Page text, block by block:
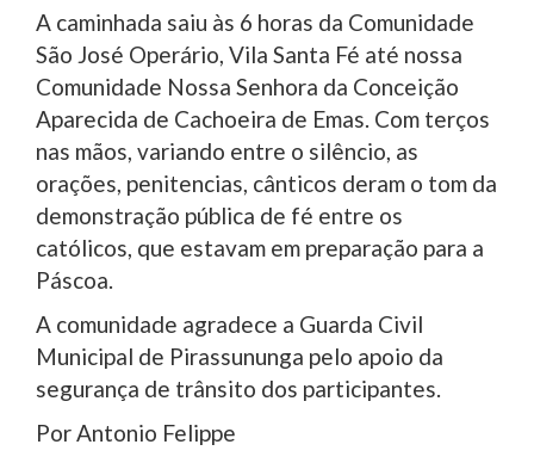
A caminhada saiu às 6 horas da Comunidade
São José Operário, Vila Santa Fé até nossa
Comunidade Nossa Senhora da Conceição
Aparecida de Cachoeira de Emas. Com terços
nas mãos, variando entre o silêncio, as
orações, penitencias, cânticos deram o tom da
demonstração pública de fé entre os
católicos, que estavam em preparação para a
Páscoa.
A comunidade agradece a Guarda Civil
Municipal de Pirassununga pelo apoio da
segurança de trânsito dos participantes.
Por Antonio Felippe